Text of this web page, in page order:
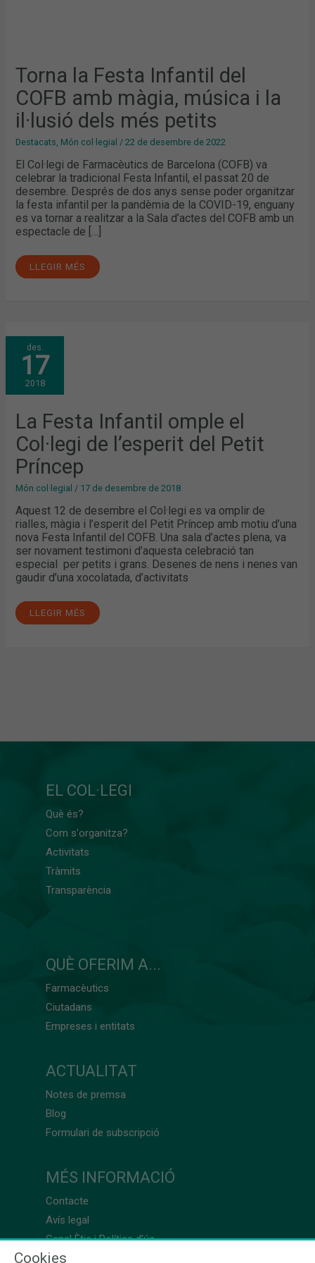
Torna la Festa Infantil del
COFB amb màgia, música i la
il·lusió dels més petits
Destacats, Món col·legial /22 de desembre de 2022
El Col·legi de Farmacèutics de Barcelona (COFB) va
celebrar la tradicional Festa Infantil, el passat 20 de
desembre. Després de dos anys sense poder organitzar
la festa infantil per la pandèmia de la COVID-19, enguany
es va tornar a realitzar a la Sala d’actes del COFB amb un
espectacle de […]
LLEGIR MÉS
des.
17
2018
La Festa Infantil omple el
Col·legi de l’esperit del Petit
Príncep
Món col·legial / 17 de desembre de 2018
Aquest 12 de desembre el Col·legi es va omplir de
rialles, màgia i l’esperit del Petit Príncep amb motiu d’una
nova Festa Infantil del COFB. Una sala d’actes plena, va
ser novament testimoni d’aquesta celebració tan
especial per petits i grans. Desenes de nens i nenes van
gaudir d’una xocolatada, d’activitats
LA
FESTA
INFANTIL
OMPLE
EL
COL·LEGI
DE
DEL
PETIT
PRÍNCEP
LLEGIR MÉS
EL COL·LEGI
Què és?
Com s'organitza?
Activitats
Tràmits
Transparència
QUÈ OFERIM A...
Farmacèutics
Ciutadans
Empreses i entitats
ACTUALITAT
Notes de premsa
Blog
Formulari de subscripció
MÉS INFORMACIÓ
Contacte
Avís legal
Canal Ètic i Política d’ús
Cookies